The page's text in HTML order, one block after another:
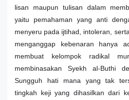
lisan maupun tulisan dalam
yaitu pemahaman yang anti
menyeru pada ijtihad, intoleran,
menganggap kebenaran hanya
membuat kelompok radikal
membinasakan Syekh al-Buthi
Sungguh hati mana yang tak
tingkah keji yang dihasilkan dari